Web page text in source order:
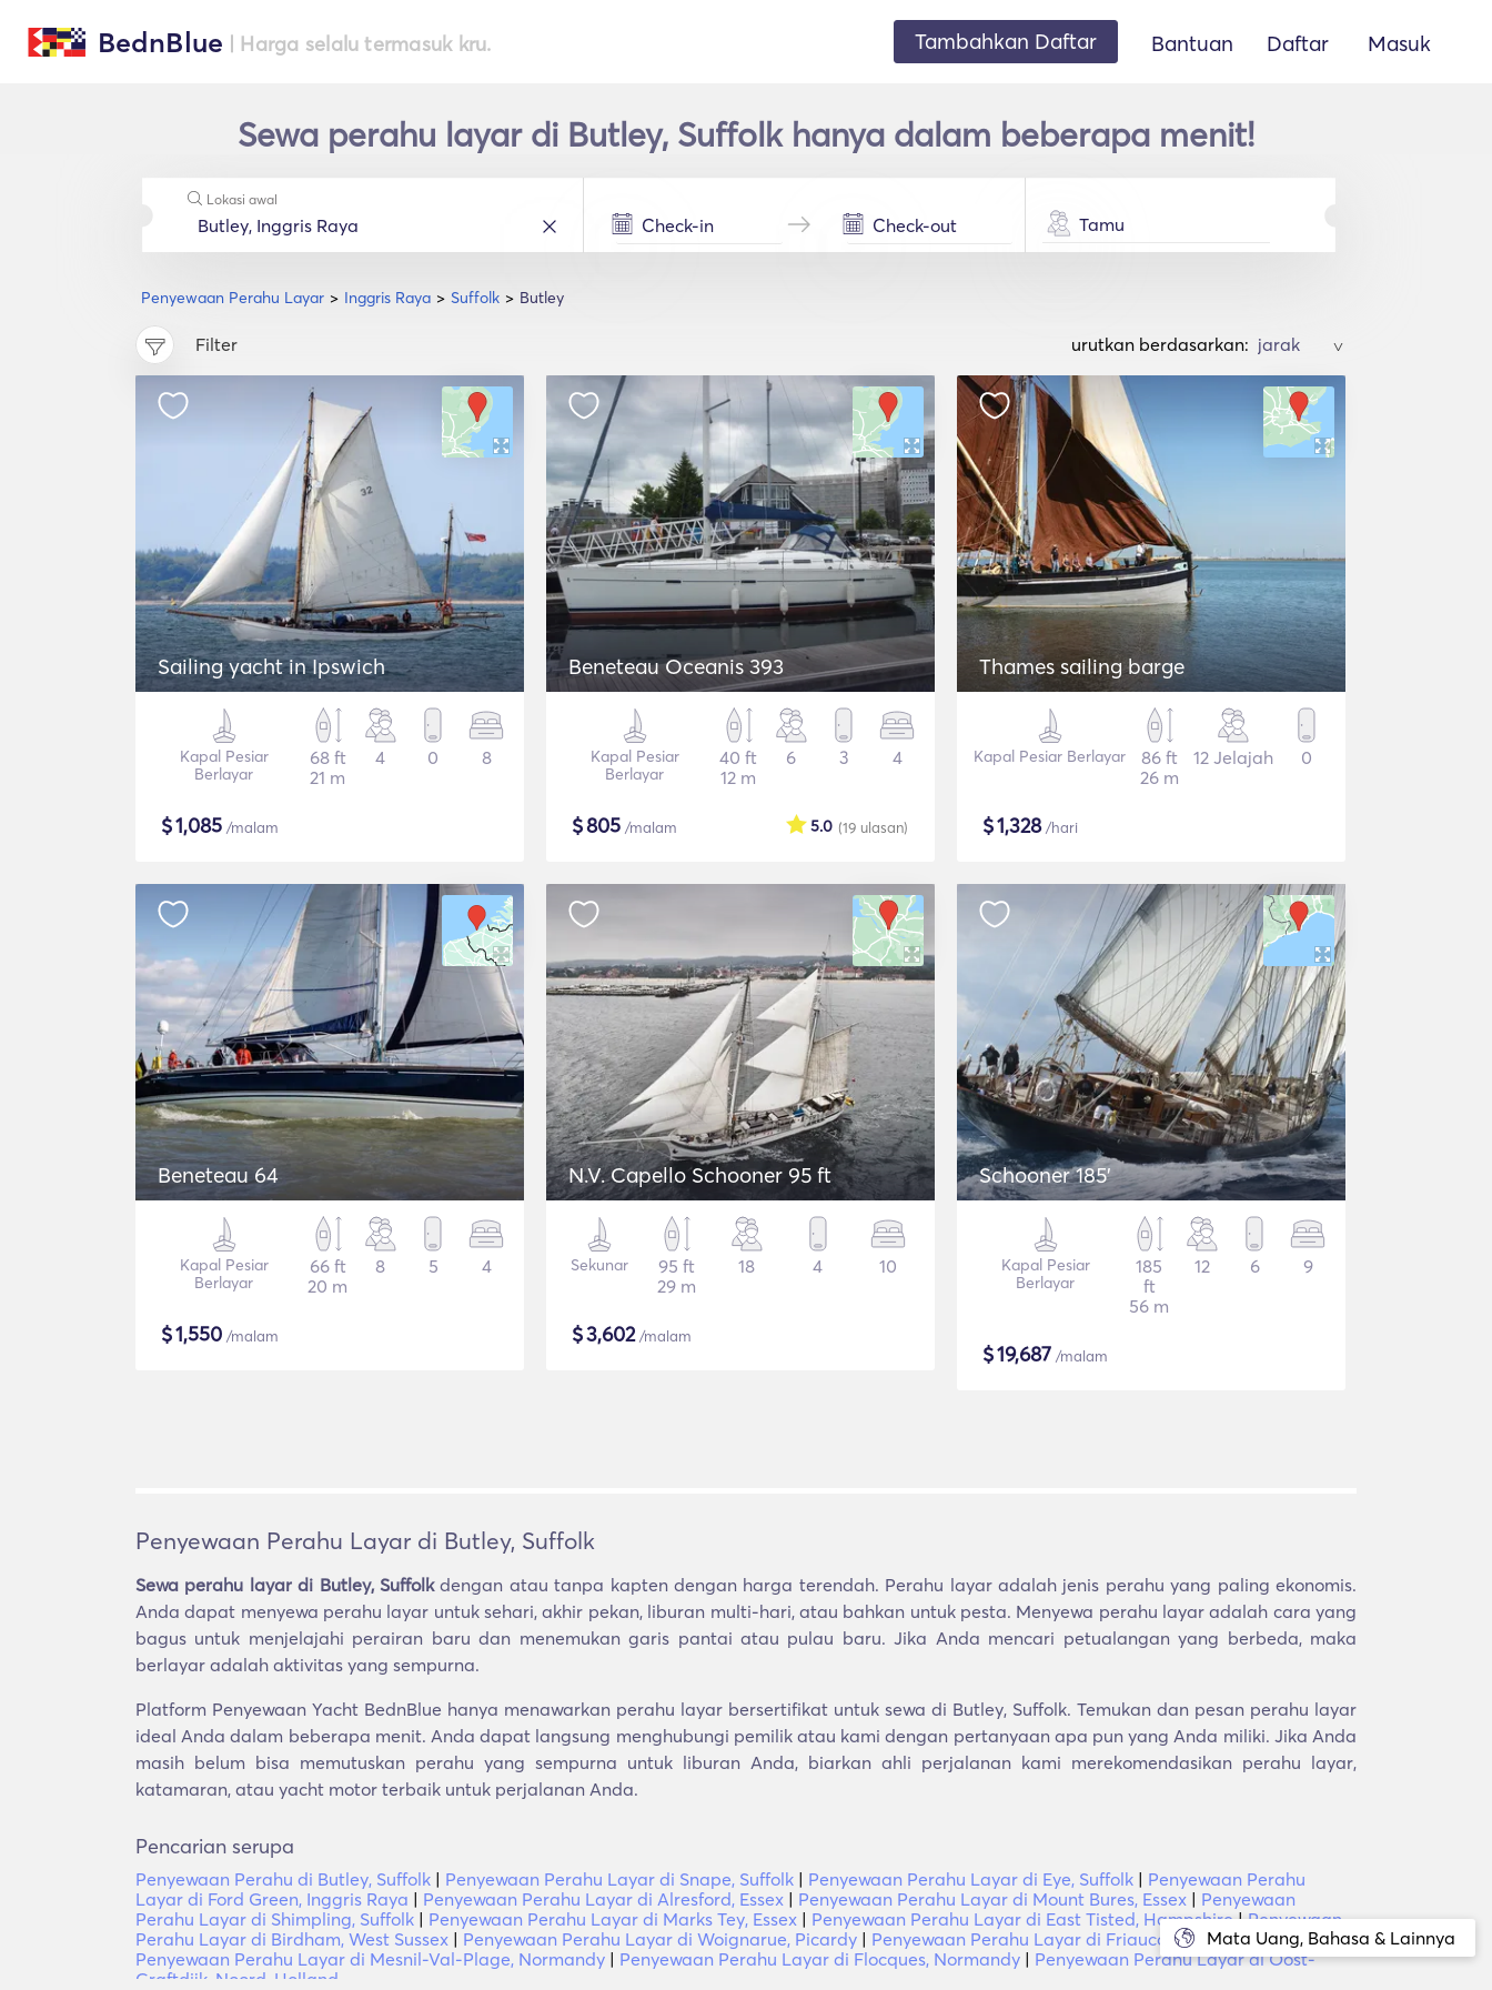
BednBlue | Harga selalu termasuk kru. Tambahkan Daftar Bantuan Daftar Masuk
Sewa perahu layar di Butley, Suffolk hanya dalam beberapa menit!
Penyewaan Perahu Layar Inggris Raya Suffolk Butley
Lokasi awal
Tamu
Filter urutkan berdasarkan: >
Sailing yacht in Ipswich
Kapal Pesiar
Berlayar
68 ft
21 m
4 0 8
$1,085 /malam
Beneteau Oceanis 393
Kapal Pesiar
Berlayar
40 ft
12 m
6 3 4
$805 /malam (19 ulasan)
5.0
Thames sailing barge
Kapal Pesiar Berlayar
86 ft
26 m
12 Jelajah 0
$1,328/hari
Beneteau 64
Kapal Pesiar
Berlayar
66 ft
20 m
8 5 4
$1,550 /malam
N.V. Capello Schooner 95 ft
Sekunar
95 ft
29 m
18 4 10
$3,602/malam
Schooner 185'
Kapal Pesiar
Berlayar
185
ft
56 m
12 6 9
$19,687 /malam
Mata Uang, Bahasa & Lainnya
Penyewaan Perahu Layar di Butley, Suffolk
Sewa perahu layar di Butley, Suffolkdengan atau tanpa kapten dengan harga terendah. Perahu layar adalah jenis perahu yang paling ekonomis.
Anda dapat menyewa perahu layar untuk sehari, akhir pekan, liburan multi-hari, atau bahkan untuk pesta. Menyewa perahu layar adalah cara yang
bagus untuk menjelajahi perairan baru dan menemukan garis pantai atau pulau baru. Jika Anda mencari petualangan yang berbeda, maka
berlayar adalah aktivitas yang sempurna.
Platform Penyewaan Yacht BednBlue hanya menawarkan perahu layar bersertifikat untuk sewa di Butley, Suffolk. Temukan dan pesan perahu layar
ideal Anda dalam beberapa menit. Anda dapat langsung menghubungi pemilik atau kami dengan pertanyaan apa pun yang Anda miliki. Jika Anda
masih belum bisa memutuskan perahu yang sempurna untuk liburan Anda, biarkan ahli perjalanan kami merekomendasikan perahu layar,
katamaran, atau yacht motor terbaik untuk perjalanan Anda.
Pencarian serupa
Penyewaan Perahu di Butley, Suffolk | Penyewaan Perahu Layar di Snape, Suffolk | Penyewaan Perahu Layar di Eye, Suffolk | Penyewaan Perahu
Layar di Ford Green, Inggris Raya | Penyewaan Perahu Layar di Alresford, Essex | Penyewaan Perahu Layar di Mount Bures, Essex | Penyewaan
Perahu Layar di Shimpling, Suffolk | Penyewaan Perahu Layar di Marks Tey, Essex | Penyewaan Perahu Layar di East Tisted, Hampshire|Penyewaan
Perahu Layar di Birdham, West Sussex | Penyewaan Perahu Layar di Woignarue, Picardy | Penyewaan Perahu Layar di Friaucourt, Picardy|
Penyewaan Perahu Layar di Mesnil-Val-Plage, Normandy | Penyewaan Perahu Layar di Flocques, Normandy | Penyewaan Perahu Layar di Oost-
Graftdijk, Noord-Holland